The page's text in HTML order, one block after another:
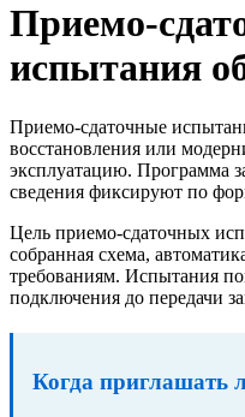
Приемо-
испытания
Приемо-сдаточные
восстановления или
эксплуатацию. Программа
сведения фиксируют по
Цель приемо-сдаточных
собранная схема,
требованиям. Испытания
подключения до передачи
Когда приглашать